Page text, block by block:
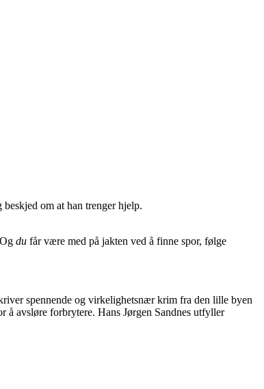
om at han trenger hjelp.
du får være med på jakten ved å finne spor, følge
spennende og virkelighetsnær krim fra den lille byen
avsløre forbrytere. Hans Jørgen Sandnes utfyller